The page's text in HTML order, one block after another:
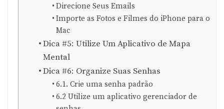
Direcione Seus Emails
Importe as Fotos e Filmes do iPhone para o
Mac
Dica #5: Utilize Um Aplicativo de Mapa
Mental
Dica #6: Organize Suas Senhas
6.1. Crie uma senha padrão
6.2 Utilize um aplicativo gerenciador de